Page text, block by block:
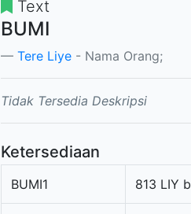
Text
BUMI
Tere Liye - Nama Orang;
Tidak Tersedia Deskripsi
Ketersediaan
BUMI1 813 LIY b